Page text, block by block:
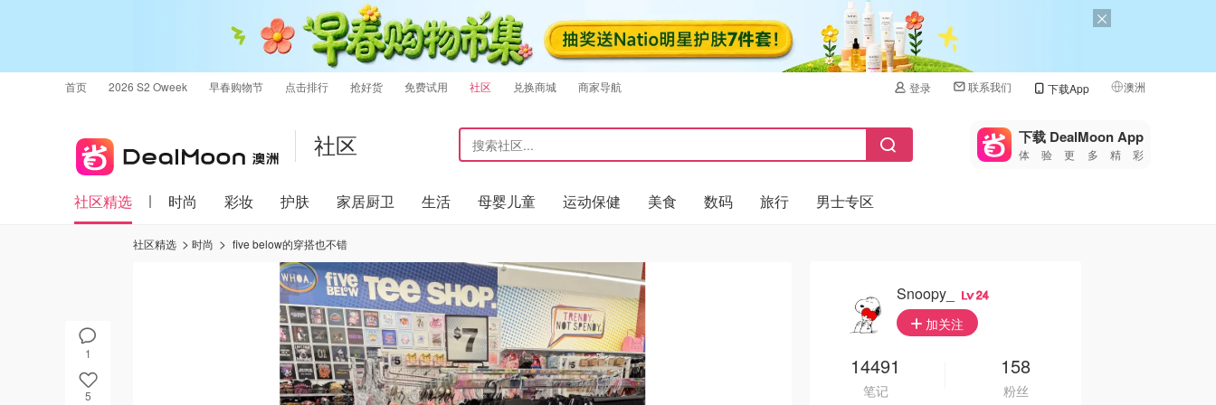
首页 2026 S2 Oweek 早春购物节 点击排行 抢好货 免费试用 社区 兑换商城 商家导航 登录 联系我们 下载App 澳洲
🇺🇸
🇨🇳 中国
🇮🇹
社区 下载 DealMoon App
体验更多精彩
社区精选 时尚 彩妆 护肤 家居厨卫 生活 母婴儿童 运动保健 美食 数码 旅行 男士专区
1
5
社区精选 时尚 five below的穿搭也不错
Snoopy_ 24
加关注
14491
笔记
158
粉丝